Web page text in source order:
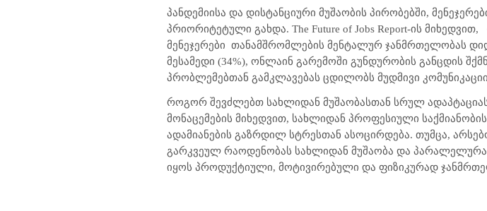
პანდემიისა და დისტანციური მუშაობის პირობებში,
პრიორიტეტული გახდა. The Future of Jobs Report-ის მიხედვით,
მენეჯერები თანამშრომლების მენტალურ ჯანმრთელობას დიდ
მესამედი (34%), ონლაინ გარემოში გუნდურობის განცდის
პრობლემებთან გამკლავებას ცდილობს მუდმივი
როგორ შევძლებთ სახლიდან მუშაობასთან სრულ
მონაცემების მიხედვით, სახლიდან პროფესიული
ადამიანების გაზრდილ სტრესთან ასოცირდება. თუმცა,
გარკვეულ რაოდენობას სახლიდან მუშაობა და
იყოს პროდუქტიული, მოტივირებული და ფიზიკურად